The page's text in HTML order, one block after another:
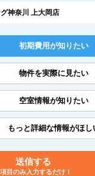
神奈川 上大岡店
初期費用が知りたい
物件を実際に見たい
空室情報が知りたい
もっと詳細な情報がほし
送信する
目のみ入力するだけ！